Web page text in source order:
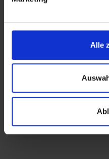
Alle
Buchungen vorkommen
Nachweis der Anreise aus
fordert. Sollte ein
es vorkommen, dass der
akzeptiert. Bitte beachten
Hotelbeschreibung für Ihre
Hotelbeschreibungen
Unterschiede in den